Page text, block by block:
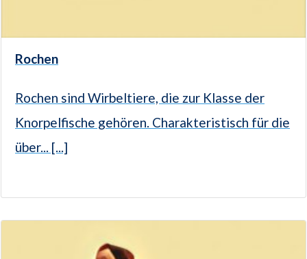
Rochen
Rochen sind Wirbeltiere, die zur Klasse der
Knorpelfische gehören. Charakteristisch für die
über... [...]